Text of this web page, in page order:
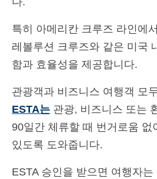
특히 아메리칸 크루즈 라인에
레볼루션 크루즈와 같은 미국
함과 효율성을 제공합니다.
관광객과 비즈니스 여행객 모
ESTA는 관광, 비즈니스 또는
90일간 체류할 때 번거로움 없
있도록 도와줍니다.
ESTA 승인을 받으면 여행자